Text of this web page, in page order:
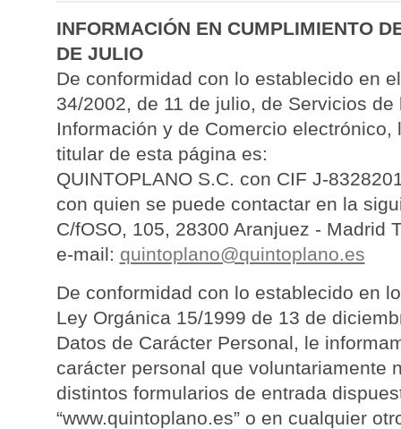
INFORMACIÓN EN CUMPLIMIENTO
DE JULIO
De conformidad con lo establecido en
34/2002, de 11 de julio, de Servicios
Información y de Comercio electrónico,
titular de esta página es:
QUINTOPLANO S.C. con CIF J-
con quien se puede contactar en la
C/fOSO, 105, 28300 Aranjuez - Madrid
e-mail: quintoplano@quintoplano.es
De conformidad con lo establecido en
Ley Orgánica 15/1999 de 13 de
Datos de Carácter Personal, le
carácter personal que voluntariamente
distintos formularios de entrada
“www.quintoplano.es” o en cualquier